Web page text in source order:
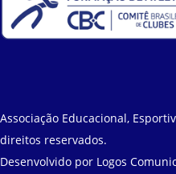
Associação Educacional,
direitos reservados.
Desenvolvido por Logos